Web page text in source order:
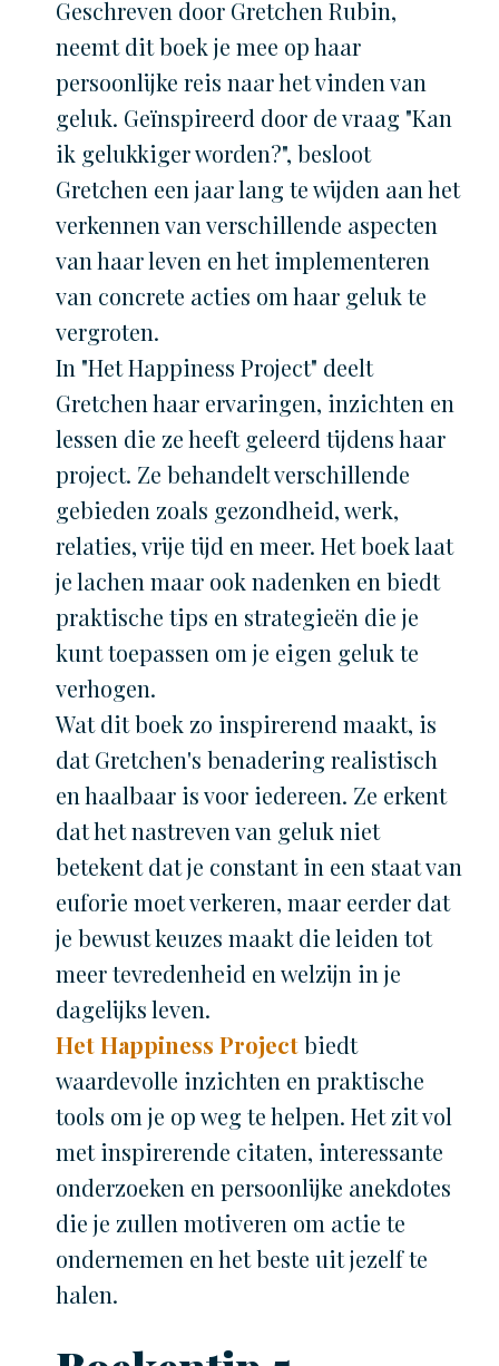
Geschreven door Gretchen Rubin,
neemt dit boek je mee op haar
persoonlijke reis naar het vinden van
geluk. Geïnspireerd door de vraag "Kan
ik gelukkiger worden?", besloot
Gretchen een jaar lang te wijden aan het
verkennen van verschillende aspecten
van haar leven en het implementeren
van concrete acties om haar geluk te
vergroten.
In "Het Happiness Project" deelt
Gretchen haar ervaringen, inzichten en
lessen die ze heeft geleerd tijdens haar
project. Ze behandelt verschillende
gebieden zoals gezondheid, werk,
relaties, vrije tijd en meer. Het boek laat
je lachen maar ook nadenken en biedt
praktische tips en strategieën die je
kunt toepassen om je eigen geluk te
verhogen.
Wat dit boek zo inspirerend maakt, is
dat Gretchen's benadering realistisch
en haalbaar is voor iedereen. Ze erkent
dat het nastreven van geluk niet
betekent dat je constant in een staat van
euforie moet verkeren, maar eerder dat
je bewust keuzes maakt die leiden tot
meer tevredenheid en welzijn in je
dagelijks leven.
Het Happiness Projectbiedt
waardevolle inzichten en praktische
tools om je op weg te helpen. Het zit vol
met inspirerende citaten, interessante
onderzoeken en persoonlijke anekdotes
die je zullen motiveren om actie te
ondernemen en het beste uit jezelf te
halen.